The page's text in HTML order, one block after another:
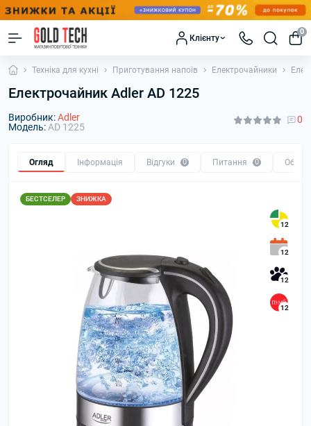
Клієнту
0
Техніка для кухні Приготування напоїв Електрочайники
Електрочайник Adler AD 1225
Виробник:Adler
Модель:AD 1225
0
Огляд Інформація Відгуки 0 Питання 0 Обмін
БЕСТСЕЛЕР ЗНИЖКА
12
12
12
12